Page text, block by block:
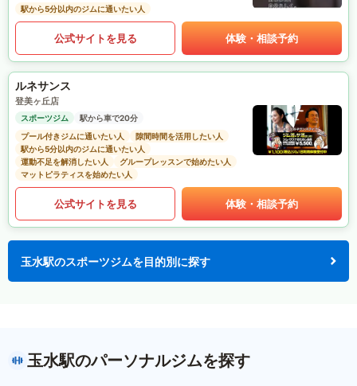
駅から5分以内のジムに通いたい人
公式サイトを見る 体験・相談予約
ルネサンス
登美ヶ丘店
スポーツジム
駅から車で20分
プール付きジムに通いたい人
隙間時間を活用したい人
駅から5分以内のジムに通いたい人
運動不足を解消したい人
グループレッスンで始めたい人
マットピラティスを始めたい人
公式サイトを見る 体験・相談予約
玉水駅のスポーツジムを目的別に探す
玉水駅のパーソナルジムを探す